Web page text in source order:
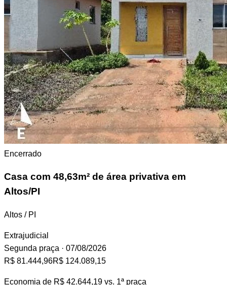
Encerrado
Casa com 48,63m² de área privativa em
Altos/PI
Altos / PI
Extrajudicial
Segunda praça · 07/08/2026
R$ 81.444,96R$ 124.089,15
Economia de R$ 42.644,19 vs. 1ª praça